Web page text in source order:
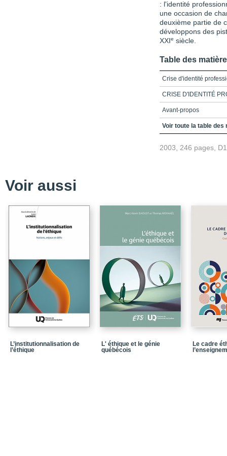
: l'identité
une occasion de
deuxième partie de
développons des
XXI e siècle.
Table des
Crise d'identité
CRISE D'IDENTITÉ
Avant-propos
Table des matières
d’identité
Chapitre 5_Quelques
psychologues du
Chapitre 7_Qu’est-ce
au secondaire
Chapitre 8_Le
professionnelle
Voir toute la table des
2003, 246 pages,
Voir aussi
L’institutionnalisation de
l’éthique
L' éthique et le génie
québécois
Le cadre